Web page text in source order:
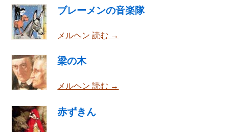
ブレーメンの音楽隊
メルヘン 読む →
梁の木
メルヘン 読む →
赤ずきん